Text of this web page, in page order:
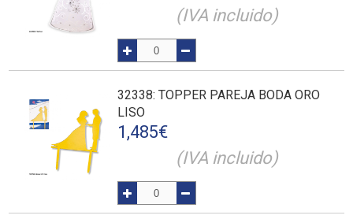
(IVA incluido)
32338: TOPPER PAREJA BODA ORO
LISO
1,485€
(IVA incluido)